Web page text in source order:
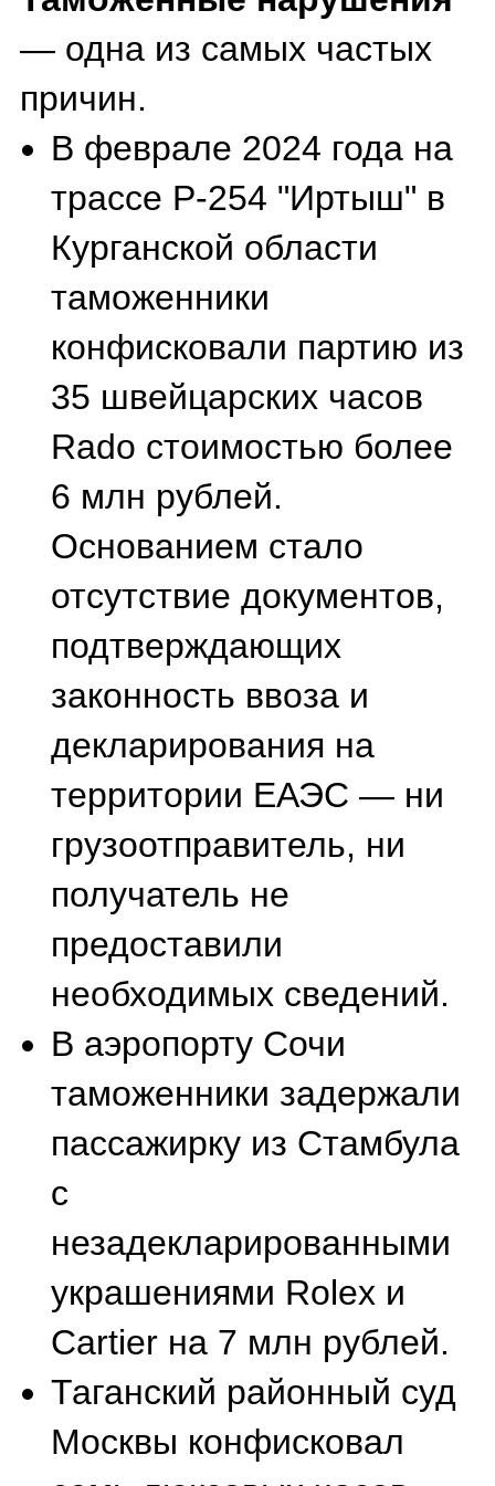
незадекларированными
украшениями Rolex и
Cartier на 7 млн рублей.
Таганский районный суд
Москвы конфисковал
семь люксовых часов
Audemars Piguet (модели
Royal Oak и Royal Oak
подразделения компании
за незаконный ввоз —
стоимость каждой
модели составляла
около 2,5 млн рублей.
скандалы — еще один
мощный источник.
губернатора Пензенской
области 18 наручных
часов на общую сумму
9,6 млн рублей, включая
двое часов Rolex
стоимостью 4,5 и 2,5 млн
Еще более
впечатляющая история
— коллекция экс-мэра
Сочи, оцениваемая в 44
млн рублей. В нее
вошли изделия Breguet
руб.), Patek Phillippe (от
300 тыс. до 14 млн руб.),
Cartier (до 1,2 млн руб.),
лимитированные Hublot
и Panerai.
Банкротство
приводит к продаже